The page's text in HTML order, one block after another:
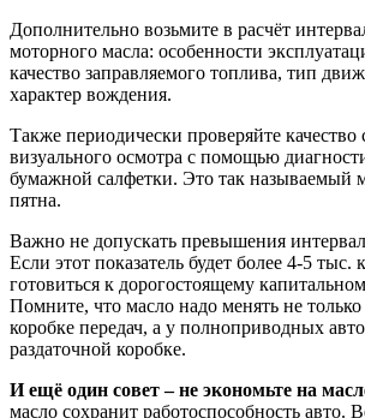
Дополнительно возьмите в расчёт
моторного масла: особенности
качество заправляемого топлива, тип
характер вождения.
Также периодически проверяйте
визуального осмотра с помощью
бумажной салфетки. Это так называемый
пятна.
Важно не допускать превышения
Если этот показатель будет более 4-5
готовиться к дорогостоящему
Помните, что масло надо менять не
коробке передач, а у полноприводных
раздаточной коробке.
И ещё один совет – не экономьте на
масло сохранит работоспособность авто.